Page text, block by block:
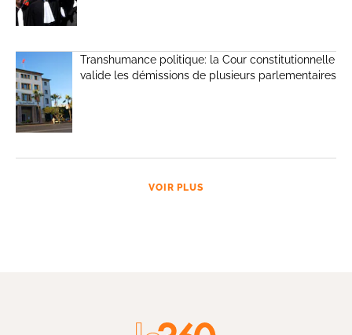
Transhumance politique: la Cour constitutionnelle
valide les démissions de plusieurs parlementaires
VOIR PLUS